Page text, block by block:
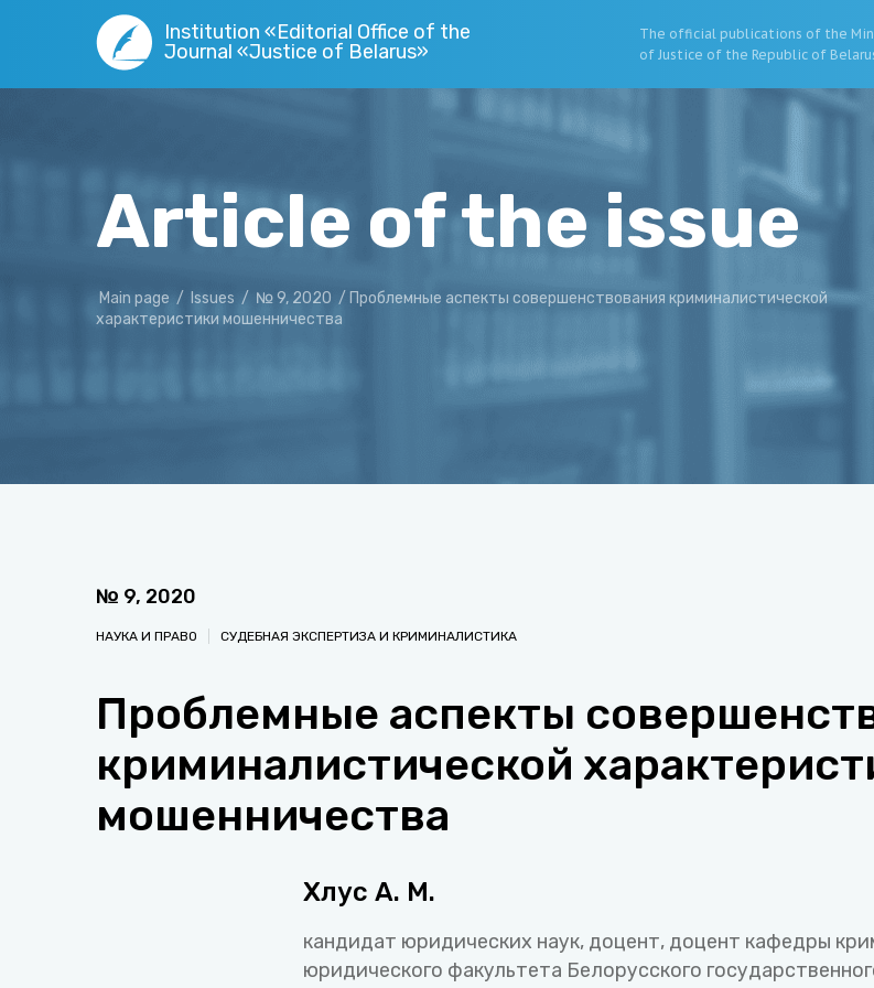
Institution «Editorial Office of the
Journal «Justice of Belarus»
The official publications of the
of Justice of the Republic of
Article of the issue
Main page / Issues / № 9, 2020 / Проблемные аспекты совершенствования криминалистической
характеристики мошенничества
№ 9, 2020
НАУКА И ПРАВО СУДЕБНАЯ ЭКСПЕРТИЗА И КРИМИНАЛИСТИКА
Проблемные аспекты
криминалистической
мошенничества
Хлус А. М.
кандидат юридических наук, доцент, доцент кафедры
юридического факультета Белорусского